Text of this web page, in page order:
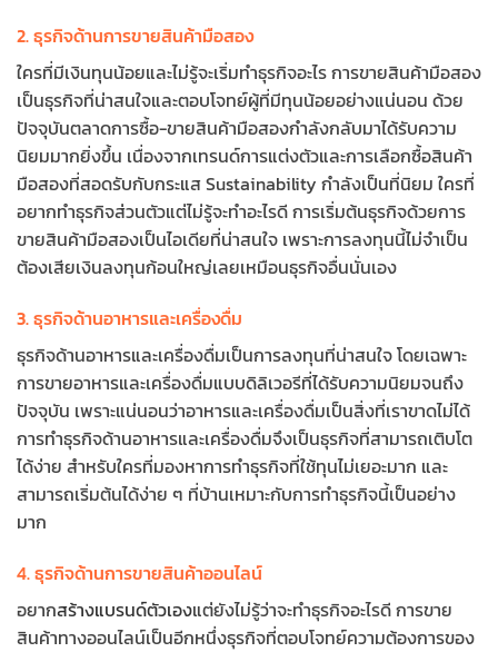
2. ธุรกิจด้านการขายสินค้ามือสอง
ใครที่มีเงินทุนน้อยและไม่รู้จะเริ่มทำธุรกิจอะไร การขายสินค้ามือสอง
เป็นธุรกิจที่น่าสนใจและตอบโจทย์ผู้ที่มีทุนน้อยอย่างแน่นอน ด้วย
ปัจจุบันตลาดการซื้อ-ขายสินค้ามือสองกำลังกลับมาได้รับความ
นิยมมากยิ่งขึ้น เนื่องจากเทรนด์การแต่งตัวและการเลือกซื้อสินค้า
มือสองที่สอดรับกับกระแส Sustainability กำลังเป็นที่นิยม ใครที่
อยากทำธุรกิจส่วนตัวแต่ไม่รู้จะทำอะไรดี การเริ่มต้นธุรกิจด้วยการ
ขายสินค้ามือสองเป็นไอเดียที่น่าสนใจ เพราะการลงทุนนี้ไม่จำเป็น
ต้องเสียเงินลงทุนก้อนใหญ่เลยเหมือนธุรกิจอื่นนั่นเอง
3. ธุรกิจด้านอาหารและเครื่องดื่ม
ธุรกิจด้านอาหารและเครื่องดื่มเป็นการลงทุนที่น่าสนใจ โดยเฉพาะ
การขายอาหารและเครื่องดื่มแบบดิลิเวอรีที่ได้รับความนิยมจนถึง
ปัจจุบัน เพราะแน่นอนว่าอาหารและเครื่องดื่มเป็นสิ่งที่เราขาดไม่ได้
การทำธุรกิจด้านอาหารและเครื่องดื่มจึงเป็นธุรกิจที่สามารถเติบโต
ได้ง่าย สำหรับใครที่มองหาการทำธุรกิจที่ใช้ทุนไม่เยอะมาก และ
สามารถเริ่มต้นได้ง่าย ๆ ที่บ้านเหมาะกับการทำธุรกิจนี้เป็นอย่าง
มาก
4. ธุรกิจด้านการขายสินค้าออนไลน์
อยากสร้างแบรนด์ตัวเองแต่ยังไม่รู้ว่าจะทำธุรกิจอะไรดี การขาย
สินค้าทางออนไลน์เป็นอีกหนึ่งธุรกิจที่ตอบโจทย์ความต้องการของ